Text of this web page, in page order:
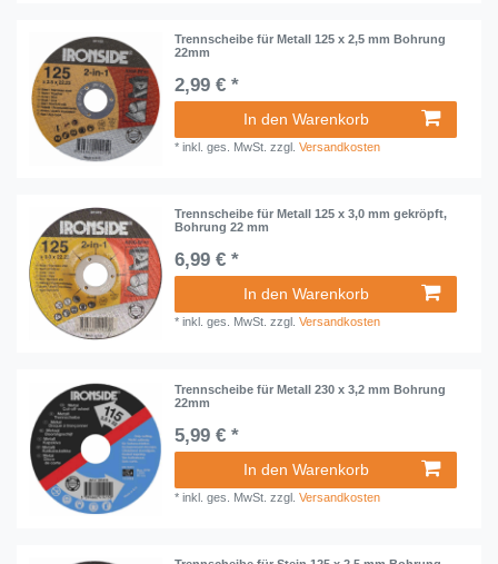
Trennscheibe für Metall 125 x 2,5 mm Bohrung
22mm
2,99 € *
In den Warenkorb
*inkl. ges. MwSt. zzgl.Versandkosten
Trennscheibe für Metall 125 x 3,0 mm gekröpft,
Bohrung 22 mm
6,99 € *
In den Warenkorb
*inkl. ges. MwSt. zzgl.Versandkosten
Trennscheibe für Metall 230 x 3,2 mm Bohrung
22mm
5,99 € *
In den Warenkorb
*inkl. ges. MwSt. zzgl.Versandkosten